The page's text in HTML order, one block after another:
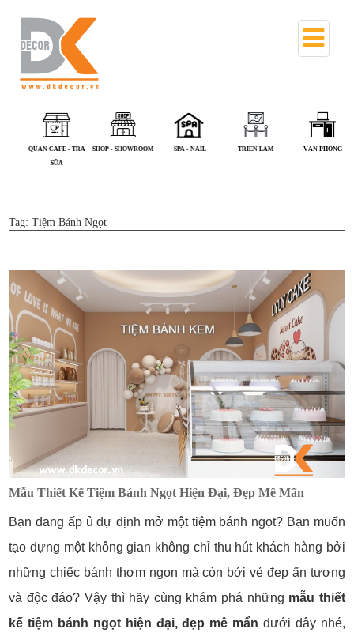
PHÒNG KHÁM - NHÀ
THUỐC
QUÁN ĂN
QUÁN CAFE - TRÀ
SHOP - SHOWROOM SPA - NAIL
Tag:Tiệm Bánh Ngọt
Mẫu Thiết Kế Tiệm Bánh Ngọt Hiện Đại, Đẹp Mê Mẩn
Bạn đang ấp ủ dự định mở một tiệm bánh ngọt? Bạn muốn
tạo dựng một không gian không chỉ thu hút khách hàng bởi
những chiếc bánh thơm ngon mà còn bởi vẻ đẹp ấn tượng
và độc đáo? Vậy thì hãy cùng khám phá những mẫu thiết
kế tiệm bánh ngọt hiện đại, đẹp mê mẩn dưới đây nhé,